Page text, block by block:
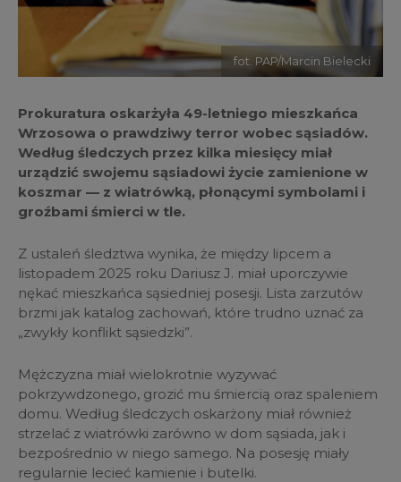
fot. PAP/Marcin Bielecki
Prokuratura oskarżyła 49-letniego mieszkańca
Wrzosowa o prawdziwy terror wobec sąsiadów.
Według śledczych przez kilka miesięcy miał
urządzić swojemu sąsiadowi życie zamienione w
koszmar — z wiatrówką, płonącymi symbolami i
groźbami śmierci w tle.
Z ustaleń śledztwa wynika, że między lipcem a
listopadem 2025 roku Dariusz J. miał uporczywie
nękać mieszkańca sąsiedniej posesji. Lista zarzutów
brzmi jak katalog zachowań, które trudno uznać za
„zwykły konflikt sąsiedzki”.
Mężczyzna miał wielokrotnie wyzywać
pokrzywdzonego, grozić mu śmiercią oraz spaleniem
domu. Według śledczych oskarżony miał również
strzelać z wiatrówki zarówno w dom sąsiada, jak i
bezpośrednio w niego samego. Na posesję miały
regularnie lecieć kamienie i butelki.